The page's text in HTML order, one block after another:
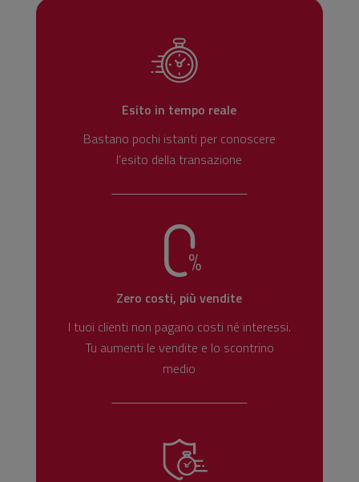
Esito in tempo reale
Bastano pochi istanti per conoscere
l’esito della transazione
Zero costi, più vendite
I tuoi clienti non pagano costi né interessi.
Tu aumenti le vendite e lo scontrino
medio